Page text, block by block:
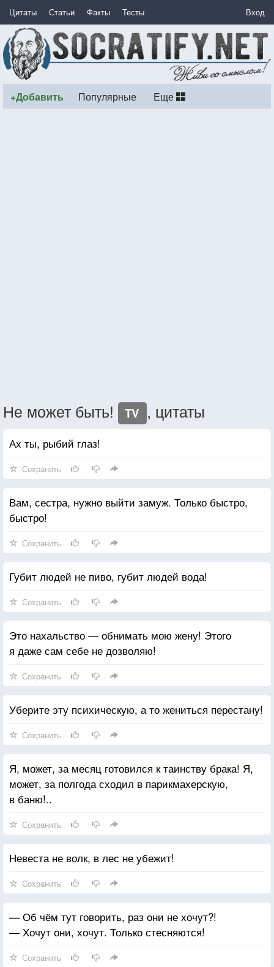
Цитаты Статьи Факты Тесты Вход
+Добавить Популярные Еще
Не может быть! TV , цитаты
Ах ты, рыбий глаз!
Сохранить
Вам, сестра, нужно выйти замуж. Только быстро,
быстро!
Сохранить
Губит людей не пиво, губит людей вода!
Сохранить
Это нахальство — обнимать мою жену! Этого
я даже сам себе не дозволяю!
Сохранить
Уберите эту психическую, а то жениться перестану!
Сохранить
Я, может, за месяц готовился к таинству брака! Я,
может, за полгода сходил в парикмахерскую,
в баню!..
Сохранить
Невеста не волк, в лес не убежит!
Сохранить
— Об чём тут говорить, раз они не хочут?!
— Хочут они, хочут. Только стесняются!
Сохранить